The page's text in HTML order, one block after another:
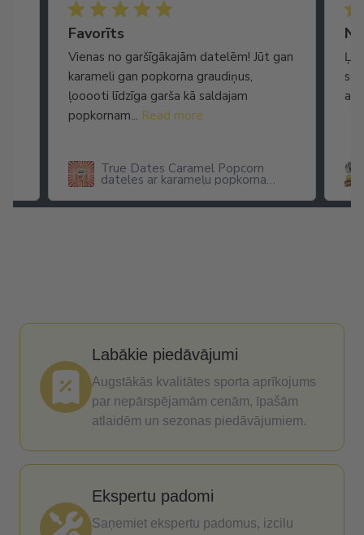
Favorīts
Vienas no garšīgākajām datelēm! Jūt gan
karameli gan popkorna graudiņus,
ļooooti līdzīga garša kā saldajam
popkornam... Read more
True Dates Caramel Popcorn
dateles ar karameļu popkorna
arī
Labākie piedāvājumi
Augstākās kvalitātes sporta aprīkojums
par nepārspējamām cenām, īpašām
atlaidēm un sezonas piedāvājumiem.
Ekspertu padomi
Saņemiet ekspertu padomus, izcilu